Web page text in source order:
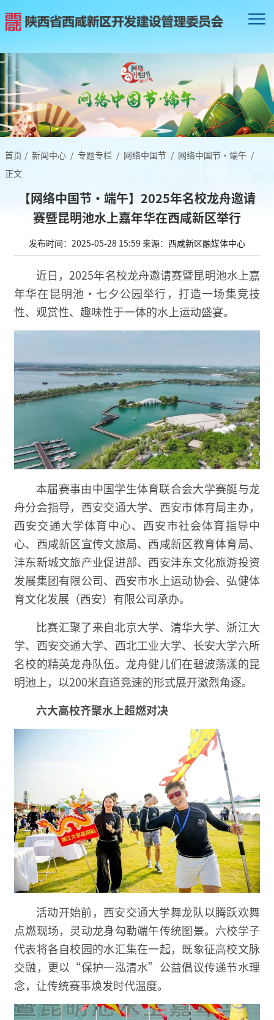
首页 / 新闻中心 / 专题专栏 / 网络中国节 / 网络中国节·端午 /
正文
【网络中国节•端午】2025年名校龙舟邀请
赛暨昆明池水上嘉年华在西咸新区举行
发布时间：2025-05-28 15:59 来源：西咸新区融媒体中心
近日，2025年名校龙舟邀请赛暨昆明池水上嘉
年华在昆明池·七夕公园举行，打造一场集竞技
性、观赏性、趣味性于一体的水上运动盛宴。
本届赛事由中国学生体育联合会大学赛艇与龙
舟分会指导，西安交通大学、西安市体育局主办，
西安交通大学体育中心、西安市社会体育指导中
心、西咸新区宣传文旅局、西咸新区教育体育局、
沣东新城文旅产业促进部、西安沣东文化旅游投资
发展集团有限公司、西安市水上运动协会、弘健体
育文化发展（西安）有限公司承办。
比赛汇聚了来自北京大学、清华大学、浙江大
学、西安交通大学、西北工业大学、长安大学六所
名校的精英龙舟队伍。龙舟健儿们在碧波荡漾的昆
明池上，以200米直道竞速的形式展开激烈角逐。
六大高校齐聚水上超燃对决
活动开始前，西安交通大学舞龙队以腾跃欢舞
点燃现场，灵动龙身勾勒端午传统图景。六校学子
代表将各自校园的水汇集在一起，既象征高校文脉
交融，更以“保护一泓清水”公益倡议传递节水理
念，让传统赛事焕发时代温度。